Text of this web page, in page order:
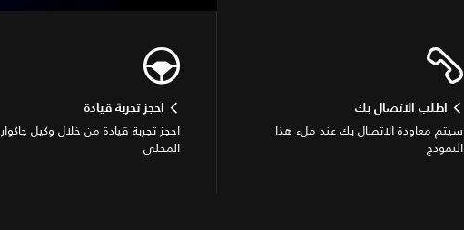
اطلب الاتصال بك
سيتم معاودة الاتصال بك عند ملء هذا
النموذج
احجز تجربة قيادة
احجز تجربة قيادة من خلال وكيل جاكوار
المحلي